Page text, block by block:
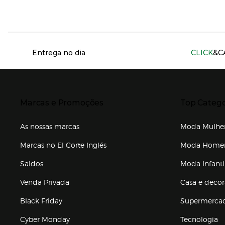
Entrega no dia CLICK
As nossas marcas
Marcas no El Corte Inglés
Saldos
Venda Privada
Black Friday
Cyber Monday
Moda
Moda
Moda
Casa e
Tecnologia